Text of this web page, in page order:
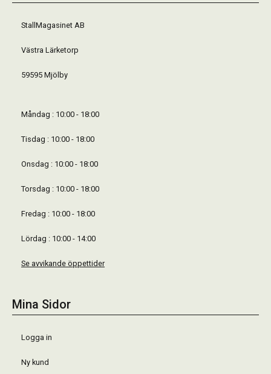
StallMagasinet AB
Västra Lärketorp
59595 Mjölby
Måndag : 10:00 - 18:00
Tisdag : 10:00 - 18:00
Onsdag : 10:00 - 18:00
Torsdag : 10:00 - 18:00
Fredag : 10:00 - 18:00
Lördag : 10:00 - 14:00
Se avvikande öppettider
Mina Sidor
Logga in
Ny kund